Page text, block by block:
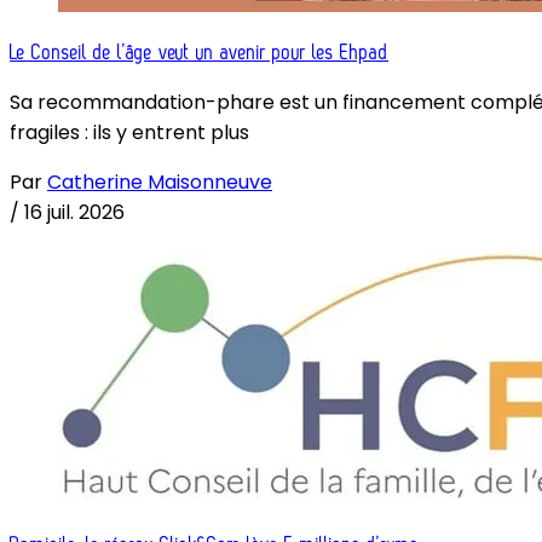
Le Conseil de l’âge veut un avenir pour les Ehpad
Sa recommandation-phare est un financement
fragiles : ils y entrent plus
ParCatherine Maisonneuve
/ 16 juil. 2026